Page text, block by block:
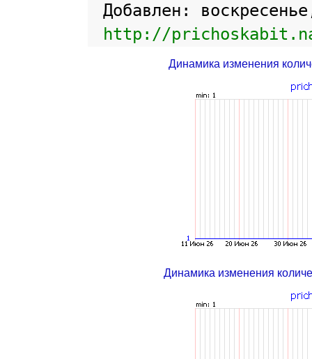
Добавлен:
http://
Динамика изменения
Динамика изменения